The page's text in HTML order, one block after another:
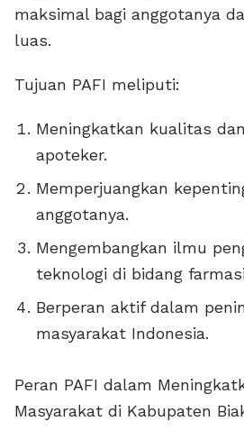
maksimal bagi anggotanya
luas.
Tujuan PAFI meliputi:
Meningkatkan kualitas
apoteker.
Memperjuangkan
anggotanya.
Mengembangkan ilmu
teknologi di bidang
Berperan aktif dalam
masyarakat Indonesia.
Peran PAFI dalam
Masyarakat di Kabupaten